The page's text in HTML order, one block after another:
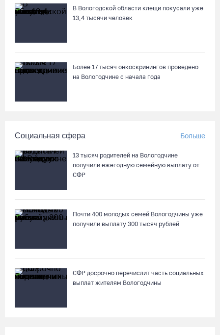
Череповецкие каратисты взяли серебро и бронзу на Russia
Open - 2026
отремонтированный мост
06.08.26 / 11:02
58-летняя вологжанка на электросамокате врезалась в
машину и попала в больницу
06.08.26 / 10:51
В Вологде пресечена деятельность очередной точки
нелегальной продажи алкоголя
Вологжан и гостей области приглашают в выходные на
фестиваль «Небо славян»
В Вологодской области клещи покусали уже
13,4 тысячи человек
Более 17 тысяч онкоскринингов проведено
на Вологодчине с начала года
Социальная сфера Больше
13 тысяч родителей на Вологодчине
получили ежегодную семейную выплату от
СФР
Почти 400 молодых семей Вологодчины уже
получили выплату 300 тысяч рублей
СФР досрочно перечислит часть социальных
выплат жителям Вологодчины